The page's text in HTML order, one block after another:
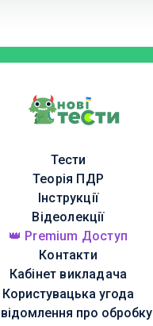
Тести
Теорія ПДР
Інструкції
Відеолекції
👑 Premium Доступ
Контакти
Кабінет викладача
Користувацька угода
про обробку